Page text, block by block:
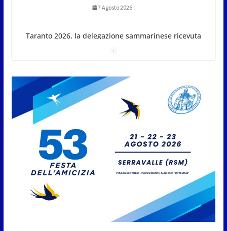
7 Agosto 2026
Taranto 2026, la delegazione
portabandiera
7 Agosto 2026
L’Associazione Frontalieri Italia
l’Ambasciatore Colaceci per un
confronto su diritti e
discriminazioni a scapito dei
lavoratori
San Marino. L’ordinanza sul